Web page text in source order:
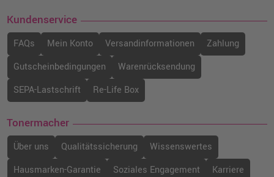
Kundenservice
FAQs Mein Konto Versandinformationen
Zahlung
Gutscheinbedingungen
Warenrücksendung
SEPA-Lastschrift
Re-Life Box
Tonermacher
Über uns Qualitätssicherung
Wissenswertes
Hausmarken-Garantie
Soziales Engagement
Karriere